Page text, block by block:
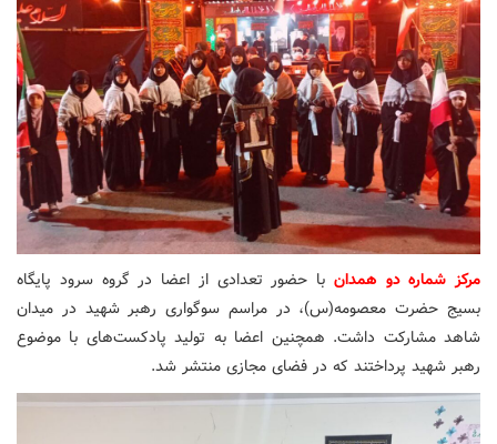
مرکز شماره دو همدان با حضور تعدادی از اعضا در گروه سرود پایگاه
بسیج حضرت معصومه(س)، در مراسم سوگواری رهبر شهید در میدان
شاهد مشارکت داشت. همچنین اعضا به تولید پادکست‌های با موضوع
رهبر شهید پرداختند که در فضای مجازی منتشر شد.